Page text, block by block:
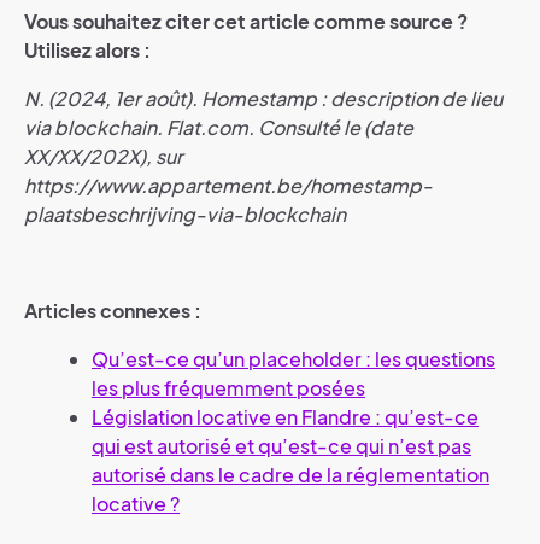
Vous souhaitez citer cet article comme source ?
Utilisez alors :
N. (2024, 1er août). Homestamp : description de lieu
via blockchain. Flat.com. Consulté le (date
XX/XX/202X), sur
https://www.appartement.be/homestamp-
plaatsbeschrijving-via-blockchain
Articles connexes :
Qu’est-ce qu’un placeholder : les questions
les plus fréquemment posées
Législation locative en Flandre : qu’est-ce
qui est autorisé et qu’est-ce qui n’est pas
autorisé dans le cadre de la réglementation
locative ?